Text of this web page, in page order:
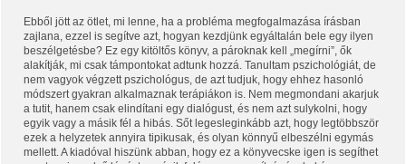
Ebből jött az ötlet, mi lenne, ha a probléma megfogalmazása írásban
zajlana, ezzel is segítve azt, hogyan kezdjünk egyáltalán bele egy ilyen
beszélgetésbe? Ez egy kitöltős könyv, a pároknak kell „megírni”, ők
alakítják, mi csak támpontokat adtunk hozzá. Tanultam pszichológiát, de
nem vagyok végzett pszichológus, de azt tudjuk, hogy ehhez hasonló
módszert gyakran alkalmaznak terápiákon is. Nem megmondani akarjuk
a tutit, hanem csak elindítani egy dialógust, és nem azt sulykolni, hogy
egyik vagy a másik fél a hibás. Sőt legesleginkább azt, hogy legtöbbször
ezek a helyzetek annyira tipikusak, és olyan könnyű elbeszélni egymás
mellett. A kiadóval hiszünk abban, hogy ez a könyvecske igen is segíthet